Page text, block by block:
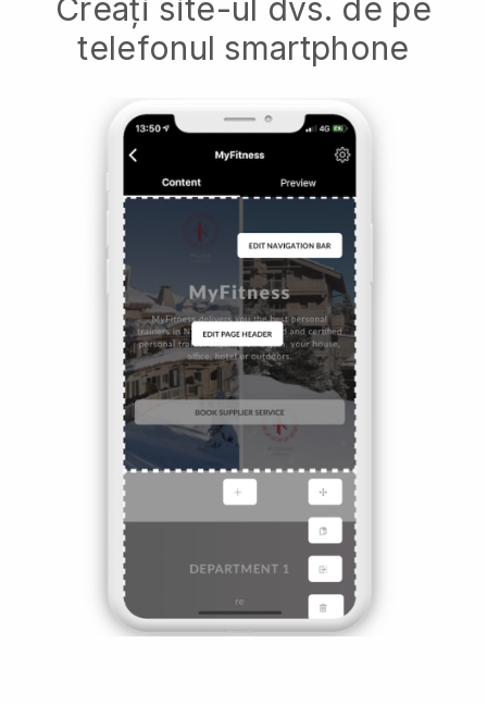
Creați site-ul dvs. de pe
telefonul smartphone